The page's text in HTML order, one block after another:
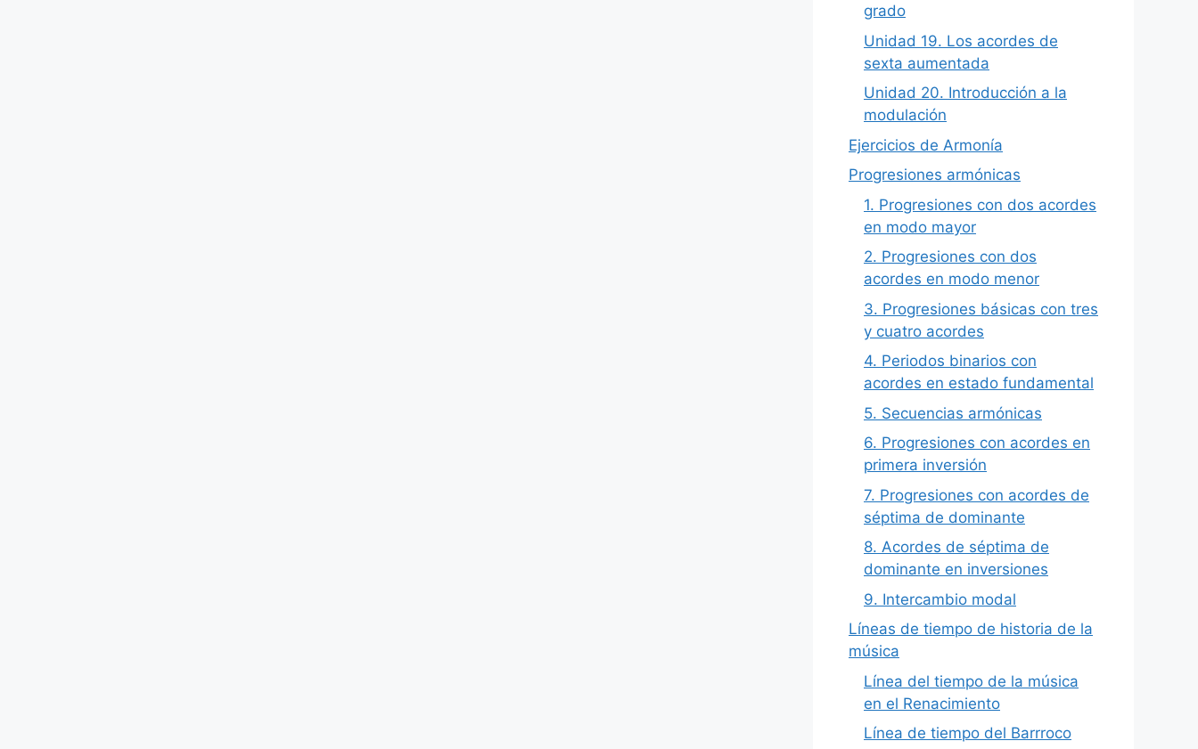
grado
Unidad 19. Los acordes de
sexta aumentada
Unidad 20. Introducción a la
modulación
Ejercicios de Armonía
Progresiones armónicas
1. Progresiones con dos acordes
en modo mayor
2. Progresiones con dos
acordes en modo menor
3. Progresiones básicas con tres
y cuatro acordes
4. Periodos binarios con
acordes en estado fundamental
5. Secuencias armónicas
6. Progresiones con acordes en
primera inversión
7. Progresiones con acordes de
séptima de dominante
8. Acordes de séptima de
dominante en inversiones
9. Intercambio modal
Líneas de tiempo de historia de la
música
Línea del tiempo de la música
en el Renacimiento
Línea de tiempo del Barrroco